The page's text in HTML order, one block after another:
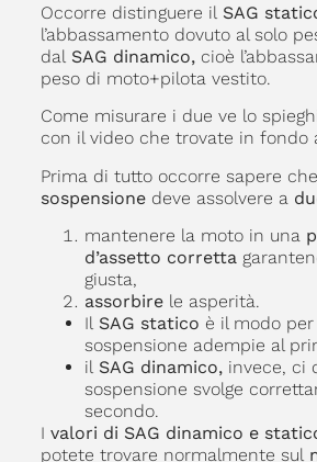
Occorre distinguere il SAG
l’abbassamento dovuto al solo
dal SAG dinamico,cioè
peso di moto+pilota vestito.
Come misurare i due ve lo
con il video che trovate in fondo
Prima di tutto occorre sapere
sospensionedeve assolvere a
mantenere la moto in una
d’assetto corretta
giusta,
assorbire le asperità.
Il SAG statico è il modo
sospensione adempie al
il SAG dinamico,invece, ci
sospensione svolge
secondo.
I valori di SAG dinamico e
potete trovare normalmente sul